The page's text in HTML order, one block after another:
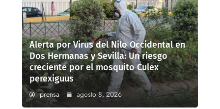
Alerta por Virus del Nilo Occidental en
Dos Hermanas y Sevilla: Un riesgo
creciente por el mosquito Culex
perexiguus
prensa agosto 8, 2026